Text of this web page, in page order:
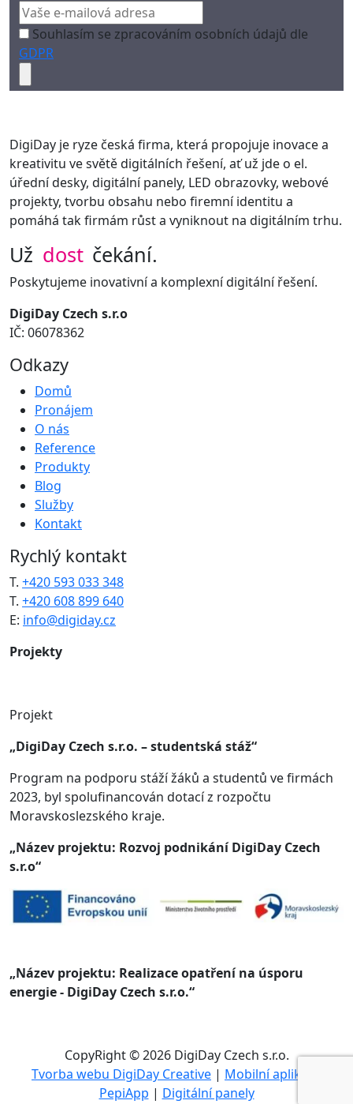
Souhlasím se zpracováním osobních údajů dle
GDPR
DigiDay je ryze česká firma, která propojuje inovace a
kreativitu ve světě digitálních řešení, ať už jde o el.
úřední desky, digitální panely, LED obrazovky, webové
projekty, tvorbu obsahu nebo firemní identitu a
pomáhá tak firmám růst a vyniknout na digitálním trhu.
Už dost čekání.
Poskytujeme inovativní a komplexní digitální řešení.
DigiDay Czech s.r.o
IČ: 06078362
Odkazy
Domů
Pronájem
O nás
Reference
Produkty
Blog
Služby
Kontakt
Rychlý kontakt
T. +420 593 033 348
T. +420 608 899 640
E: info@digiday.cz
Projekty
Projekt
„DigiDay Czech s.r.o. – studentská stáž“
Program na podporu stáží žáků a studentů ve firmách
2023, byl spolufinancován dotací z rozpočtu
Moravskoslezského kraje.
„Název projektu: Rozvoj podnikání DigiDay Czech
s.r.o“
„Název projektu: Realizace opatření na úsporu
energie - DigiDay Czech s.r.o.“
CopyRight © 2026 DigiDay Czech s.r.o.
Tvorba webu DigiDay Creative | Mobilní aplikace
PepiApp | Digitální panely